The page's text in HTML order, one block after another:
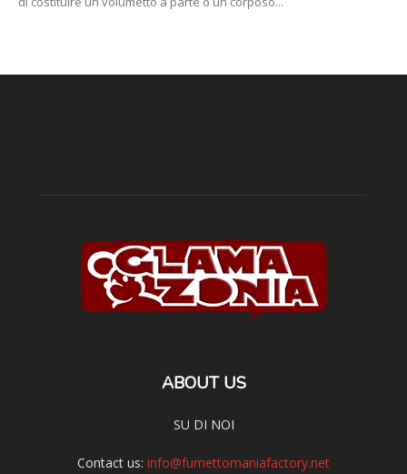
ABOUT US
SU DI NOI
Contact us: info@fumettomaniafactory.net